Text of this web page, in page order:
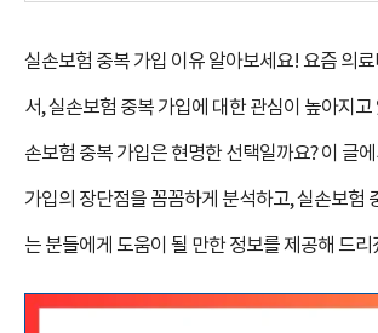
실손보험 중복 가입 이유 알아보세요! 요즘 의
서, 실손보험 중복 가입에 대한 관심이 높아지고
손보험 중복 가입은 현명한 선택일까요? 이 글
가입의 장단점을 꼼꼼하게 분석하고, 실손보험
는 분들에게 도움이 될 만한 정보를 제공해 드리